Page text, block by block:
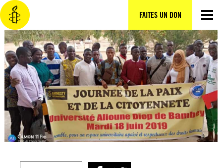
FAITES UN DON
Aller
au
contenu